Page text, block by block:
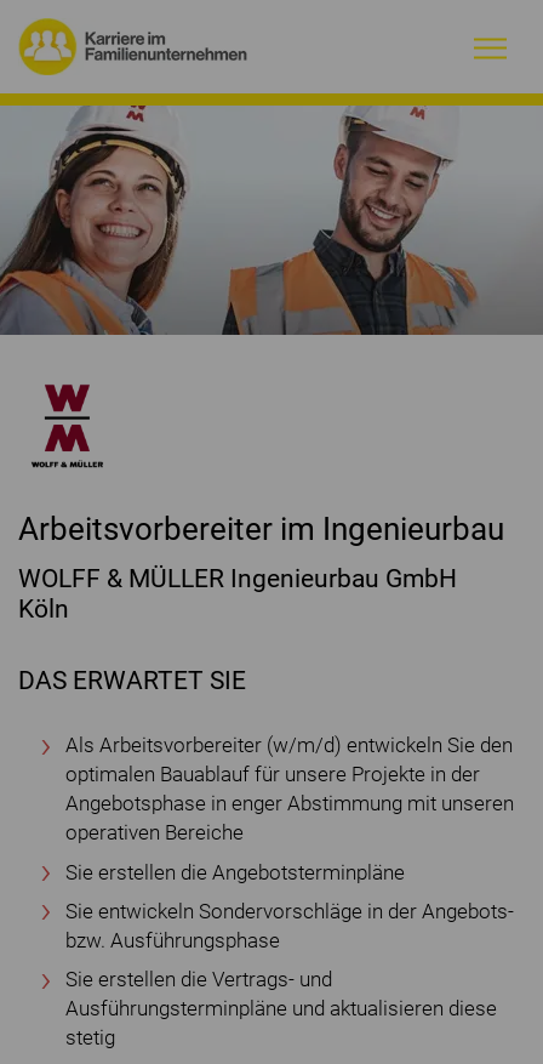
Warum Familienunternehmen?
Firmenprofile
Jobs
Magazin
Initiative
Kontakt
Arbeitsvorbereiter im Ingenieurbau
WOLFF & MÜLLER Ingenieurbau GmbH
Köln
DAS ERWARTET SIE
Als Arbeitsvorbereiter (w/m/d) entwickeln Sie den
optimalen Bauablauf für unsere Projekte in der
Angebotsphase in enger Abstimmung mit unseren
operativen Bereiche
Sie erstellen die Angebotsterminpläne
Sie entwickeln Sondervorschläge in der Angebots-
bzw. Ausführungsphase
Sie erstellen die Vertrags- und
Ausführungsterminpläne und aktualisieren diese
stetig